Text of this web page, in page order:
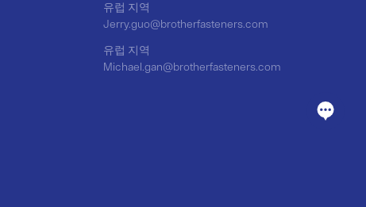
유럽 지역
Jerry.guo@brotherfasteners.com
유럽 지역
Michael.gan@brotherfasteners.com